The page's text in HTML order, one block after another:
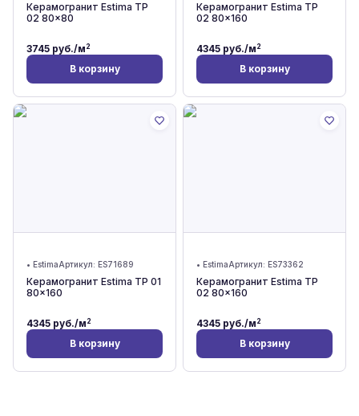
Керамогранит Estima TP
02 80x80
3745 руб./м2
В корзину
Керамогранит Estima TP
02 80x160
4345 руб./м2
В корзину
• EstimaАртикул: ES71689
Керамогранит Estima TP 01
80x160
4345 руб./м2
В корзину
• EstimaАртикул: ES73362
Керамогранит Estima TP
02 80x160
4345 руб./м2
В корзину